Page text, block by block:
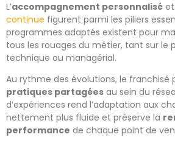
L’accompagnement personnalisé
continue figurent parmi les piliers
programmes adaptés existent pour
tous les rouages du métier, tant sur le
technique ou managérial.
Au rythme des évolutions, le franchisé
pratiques partagées au sein du
d’expériences rend l’adaptation aux
nettement plus fluide et préserve la
performance de chaque point de